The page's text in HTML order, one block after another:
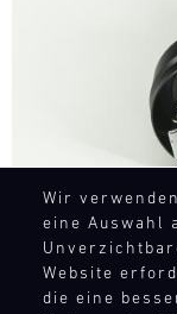
Wir
eine Auswahl
Website
die eine